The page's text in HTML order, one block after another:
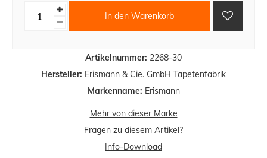
Artikelnummer: 2268-30
Hersteller: Erismann & Cie. GmbH Tapetenfabrik
Markenname: Erismann
In den Warenkorb
Mehr von dieser Marke
Fragen zu diesem Artikel?
Info-Download